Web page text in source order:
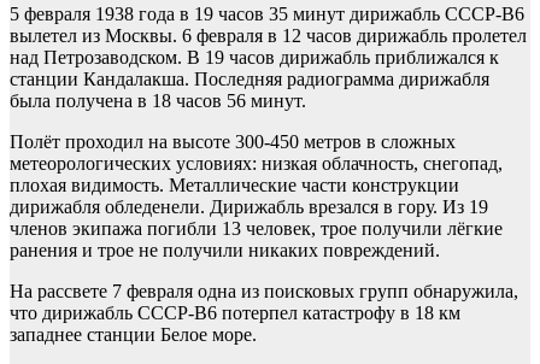
5 февраля 1938 года в 19 часов 35 минут дирижабль СССР-В6
вылетел из Москвы. 6 февраля в 12 часов дирижабль пролетел
над Петрозаводском. В 19 часов дирижабль приближался к
станции Кандалакша. Последняя радиограмма дирижабля
была получена в 18 часов 56 минут.
Полёт проходил на высоте 300-450 метров в сложных
метеорологических условиях: низкая облачность, снегопад,
плохая видимость. Металлические части конструкции
дирижабля обледенели. Дирижабль врезался в гору. Из 19
членов экипажа погибли 13 человек, трое получили лёгкие
ранения и трое не получили никаких повреждений.
На рассвете 7 февраля одна из поисковых групп обнаружила,
что дирижабль СССР-В6 потерпел катастрофу в 18 км
западнее станции Белое море.